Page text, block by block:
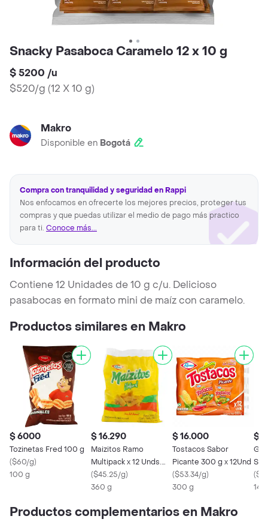
Snacky Pasaboca Caramelo 12 x 10 g
$ 5200 /u
$520/g (12 X 10 g)
Makro
Disponible en Bogotá
Compra con tranquilidad y seguridad en Rappi
Nos enfocamos en ofrecerte los mejores precios, proteger tus
compras y que puedas utilizar el medio de pago más practico
para ti. Conoce más...
Información del producto
Contiene 12 Unidades de 10 g c/u. Delicioso
pasabocas en formato mini de maíz con caramelo.
Productos similares en Makro
$ 6000
Tozinetas Fred 100 g
($60/g)
100 g
$ 16.290
Maizitos Ramo
Multipack x 12 Unds.
360 g. Sabor Natural
($45.25/g)
360 g
$ 16.000
Tostacos Sabor
Picante 300 g x 12Und
($53.34/g)
300 g
$
(
140
Productos complementarios en Makro